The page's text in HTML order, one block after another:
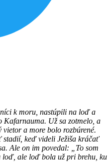
k moru, nastúpili na loď a
Už sa zotmelo, a
a more bolo rozbúrené.
stadií, keď videli Ježiša kráčať
Ale on im povedal: „To som
ale loď bola už pri brehu, ku